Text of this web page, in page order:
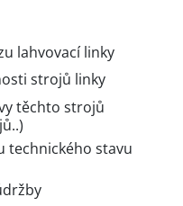
lahvovací linky
strojů linky
těchto strojů
technického stavu